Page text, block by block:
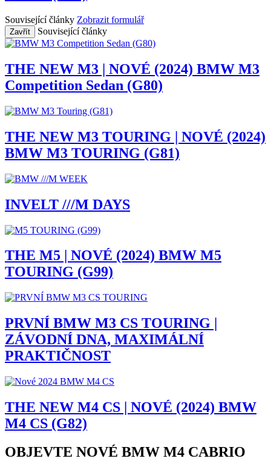
Související články Zobrazit formulář
Zavřít Související články
THE NEW M3 | NOVÉ (2024) BMW M3
Competition Sedan (G80)
THE NEW M3 TOURING | NOVÉ (2024)
BMW M3 TOURING (G81)
INVELT ///M DAYS
THE M5 | NOVÉ (2024) BMW M5
TOURING (G99)
PRVNÍ BMW M3 CS TOURING |
ZÁVODNÍ DNA, MAXIMÁLNÍ
PRAKTIČNOST
THE NEW M4 CS | NOVÉ (2024) BMW
M4 CS (G82)
OBJEVTE NOVÉ BMW M4 CABRIO